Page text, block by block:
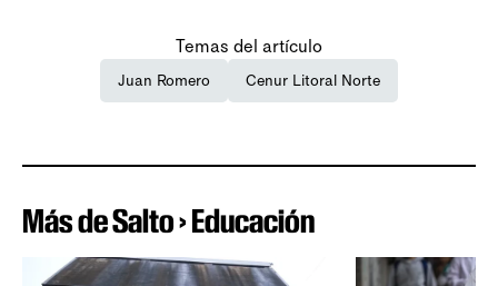
Temas del artículo
Juan Romero Cenur Litoral Norte
Más de Salto › Educación